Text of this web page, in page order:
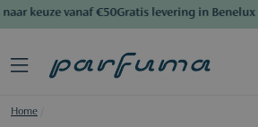
vanaf €50Gratis levering in Benelux vanaf
Home